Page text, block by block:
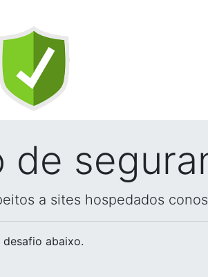
de
a sites hospedados
abaixo.